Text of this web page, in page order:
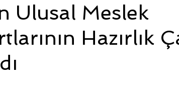
Ulusal Meslek
Hazırlık